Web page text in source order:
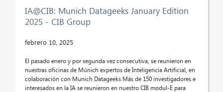
IA@CIB: Munich Datageeks January Edition
2025 - CIB Group
febrero 10, 2025
El pasado enero y por segunda vez consecutiva, se reunieron en
nuestras oficinas de Múnich expertos de Inteligencia Artificial, en
colaboración con Munich Datageeks Más de 150 investigadores e
interesados en la IA se reunieron en nuestro CIB modul-E para